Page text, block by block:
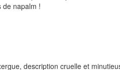
de napalm !
description cruelle et